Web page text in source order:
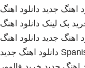
اهنگ جدید دانلود اهنگ
بک لینک دانلود اهنگ
اهنگ جدید دانلود اهنگ
دانلود اهنگ جدید